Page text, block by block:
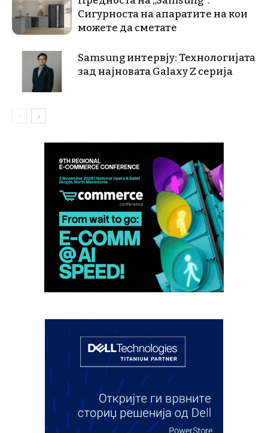
Сигурноста на апаратите на кои
можете да сметате
Samsung интервју: Технологијата
зад најновата Galaxy Z серија